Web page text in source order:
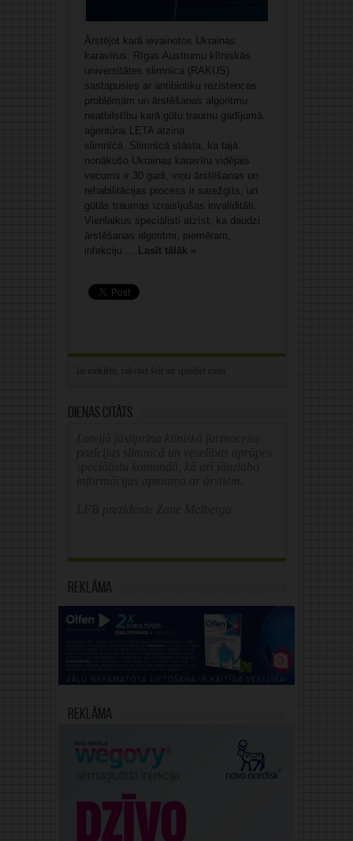
Ārstējot karā ievainotos Ukrainas
karavīrus, Rīgas Austrumu klīniskās
universitātes slimnīca (RAKUS)
sastapusies ar antibiotiku rezistences
problēmām un ārstēšanas algoritmu
neatbilstību karā gūtu traumu gadījumā,
aģentūrai LETA atzina
slimnīcā. Slimnīcā stāsta, ka tajā
nonākušo Ukrainas karavīru vidējais
vecums ir 30 gadi, viņu ārstēšanas un
rehabilitācijas process ir sarežģīts, un
gūtās traumas izraisījušas invaliditāti.
Vienlaikus speciālisti atzīst, ka daudzi
ārstēšanas algoritmi, piemēram,
infekciju ... Lasīt tālāk »
Dienas citāts
Reklāma
Reklāma